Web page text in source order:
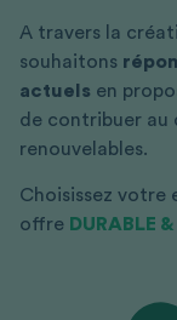
A travers la
souhaitons
actuels en
de contribuer au
renouvelables.
Choisissez votre
offre DURABLE